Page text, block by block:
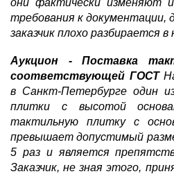
требования к документации,
заказчик плохо разбирается
Аукцион - Поставка
соответствующей ГОСТ
в Санкт-Петербурге один
плитки с высотой
тактильную плитку с
превышает допустимый
5 раз и является
Заказчик, не зная этого,